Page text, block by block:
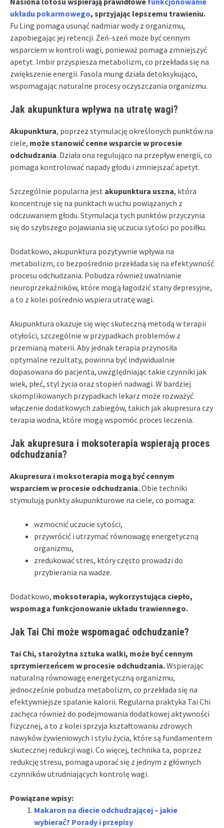
układu pokarmowego, sprzyjając lepszemu trawieniu.
Fu Ling pomaga usunąć nadmiar wody z organizmu,
zapobiegając jej retencji. Żeń-szeń może być cennym
wsparciem w kontroli wagi, ponieważ pomaga zmniejszyć
apetyt. Imbir przyspiesza metabolizm, co przekłada się na
zwiększenie energii. Fasola mung działa detoksykująco,
wspomagając naturalne procesy oczyszczania organizmu.
Jak akupunktura wpływa na utratę wagi?
Akupunktura, poprzez stymulację określonych punktów na
ciele, może stanowić cenne wsparcie w procesie
odchudzania. Działa ona regulująco na przepływ energii, co
pomaga kontrolować napady głodu i zmniejszać apetyt.
Szczególnie popularna jest akupunktura uszna, która
koncentruje się na punktach w uchu powiązanych z
odczuwaniem głodu. Stymulacja tych punktów przyczynia
się do szybszego pojawiania się uczucia sytości po posiłku.
Dodatkowo, akupunktura pozytywnie wpływa na
metabolizm, co bezpośrednio przekłada się na efektywność
procesu odchudzania. Pobudza również uwalnianie
neuroprzekaźników, które mogą łagodzić stany depresyjne,
a to z kolei pośrednio wspiera utratę wagi.
Akupunktura okazuje się więc skuteczną metodą w terapii
otyłości, szczególnie w przypadkach problemów z
przemianą materii. Aby jednak terapia przynosiła
optymalne rezultaty, powinna być indywidualnie
dopasowana do pacjenta, uwzględniając takie czynniki jak
wiek, płeć, styl życia oraz stopień nadwagi. W bardziej
skomplikowanych przypadkach lekarz może rozważyć
włączenie dodatkowych zabiegów, takich jak akupresura czy
terapia wodna, które mogą wspomóc proces leczenia.
Jak akupresura i moksoterapia wspierają proces
odchudzania?
Akupresura i moksoterapia mogą być cennym
wsparciem w procesie odchudzania.Obie techniki
stymulują punkty akupunkturowe na ciele, co pomaga:
wzmocnić uczucie sytości,
przywrócić i utrzymać równowagę energetyczną
organizmu,
zredukować stres, który często prowadzi do
przybierania na wadze.
Dodatkowo, moksoterapia, wykorzystująca ciepło,
wspomaga funkcjonowanie układu trawiennego.
Jak Tai Chi może wspomagać odchudzanie?
Tai Chi, starożytna sztuka walki, może być cennym
sprzymierzeńcem w procesie odchudzania.Wspierając
naturalną równowagę energetyczną organizmu,
jednocześnie pobudza metabolizm, co przekłada się na
efektywniejsze spalanie kalorii. Regularna praktyka Tai Chi
zachęca również do podejmowania dodatkowej aktywności
fizycznej, a to z kolei sprzyja kształtowaniu zdrowych
nawyków żywieniowych i stylu życia, które są fundamentem
skutecznej redukcji wagi. Co więcej, technika ta, poprzez
redukcję stresu, pomaga uporać się z jednym z głównych
czynników utrudniających kontrolę wagi.
Powiązane wpisy:
Makaron na diecie odchudzającej – jakie
wybierać? Porady i przepisy